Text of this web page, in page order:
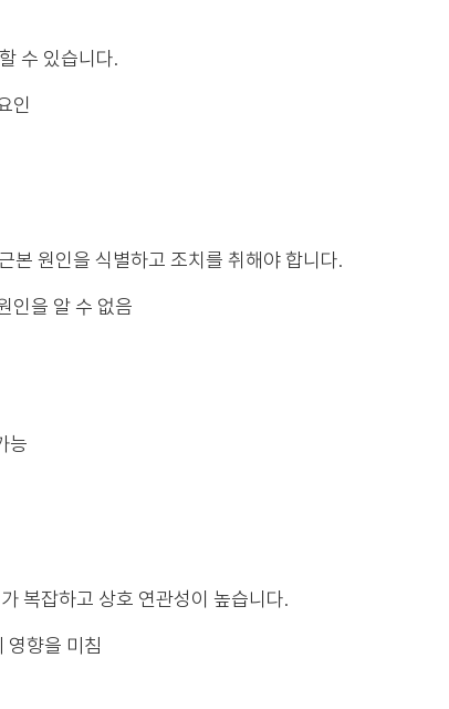
수 있습니다.
인
본 원인을 식별하고 조치를 취해야 합니다.
인을 알 수 없음
능
복잡하고 상호 연관성이 높습니다.
영향을 미침